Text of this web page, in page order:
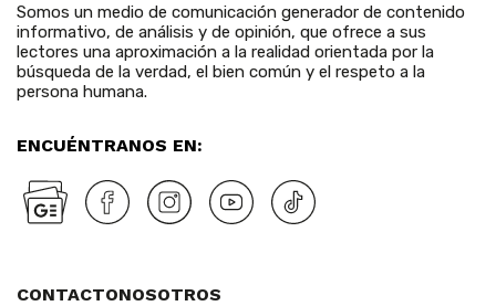
Somos un medio de comunicación generador de contenido
informativo, de análisis y de opinión, que ofrece a sus
lectores una aproximación a la realidad orientada por la
búsqueda de la verdad, el bien común y el respeto a la
persona humana.
ENCUÉNTRANOS EN:
CONTACTONOSOTROS